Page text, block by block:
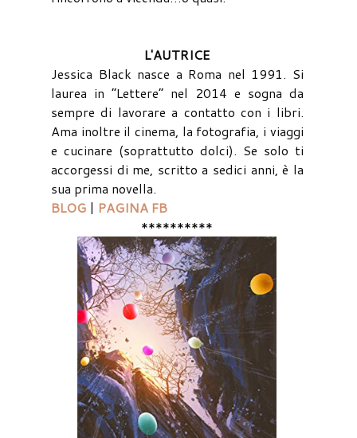
L'AUTRICE
Jessica Black nasce a Roma nel 1991. Si
laurea in “Lettere” nel 2014 e sogna da
sempre di lavorare a contatto con i libri.
Ama inoltre il cinema, la fotografia, i viaggi
e cucinare (soprattutto dolci). Se solo ti
accorgessi di me, scritto a sedici anni, è la
sua prima novella.
BLOG | PAGINA FB
**********